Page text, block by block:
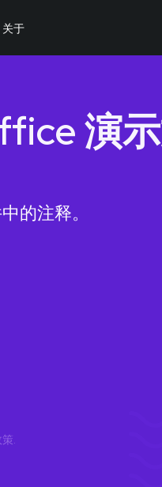
关于
演
的注释。